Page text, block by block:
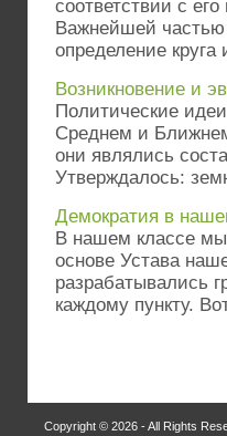
соответствии с
Важнейшей частью
определение круга
Возникновение и
Политические
Среднем и
они являлись
Утверждалось:
Демократия в
В нашем классе мы
основе Устава
разрабатывались
каждому пункту.
Copyright © 2026 - All Rights